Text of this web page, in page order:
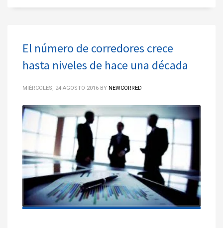
El número de corredores crece
hasta niveles de hace una década
MIÉRCOLES, 24 AGOSTO 2016 BY NEWCORRED